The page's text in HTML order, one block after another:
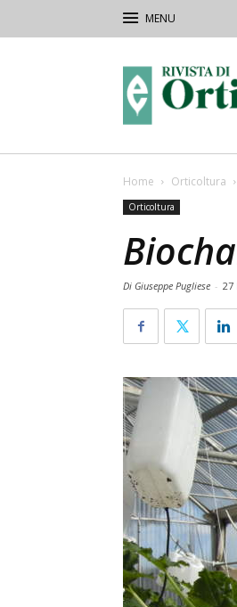
Orticoltura
Home Orticoltura
Orticoltura
Di Giuseppe Pugliese - 27